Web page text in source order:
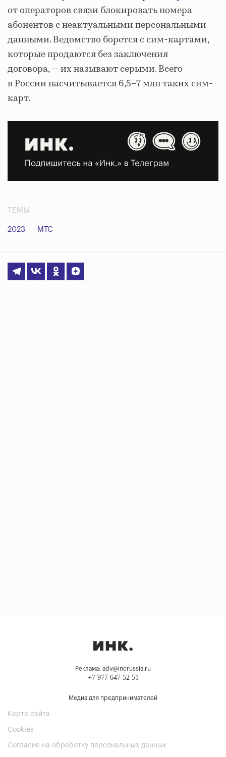
от операторов связи блокировать номера
абонентов с неактуальными персональными
данными. Ведомство борется с сим-картами,
которые продаются без заключения
договора, — их называют серыми. Всего
в России насчитывается 6,5–7 млн таких сим-
карт.
ТЕМЫ
2023 МТС
Реклама: adv@incrussia.ru
+7 977 647 52 51
Медиа для предпринимателей
Карта сайта
Cookies
Согласие на обработку персональных данных